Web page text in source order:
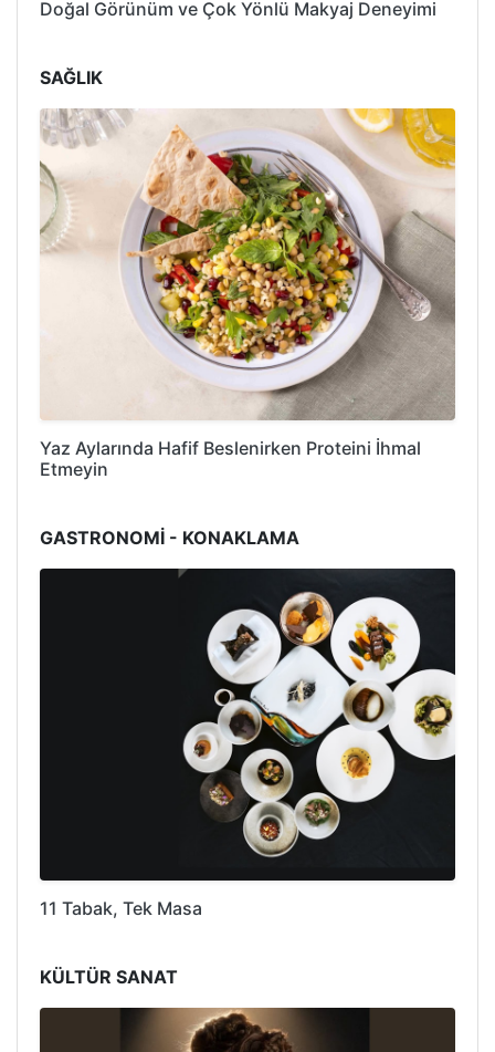
Doğal Görünüm ve Çok Yönlü Makyaj Deneyimi
SAĞLIK
Yaz Aylarında Hafif Beslenirken Proteini İhmal
Etmeyin
GASTRONOMİ - KONAKLAMA
11 Tabak, Tek Masa
KÜLTÜR SANAT